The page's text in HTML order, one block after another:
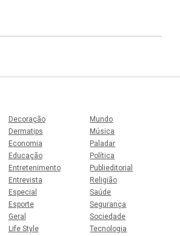
Decoração
Dermatips
Economia
Educação
Entretenimento
Entrevista
Especial
Esporte
Geral
Life Style
Mundo
Música
Paladar
Política
Publieditorial
Religião
Saúde
Segurança
Sociedade
Tecnologia